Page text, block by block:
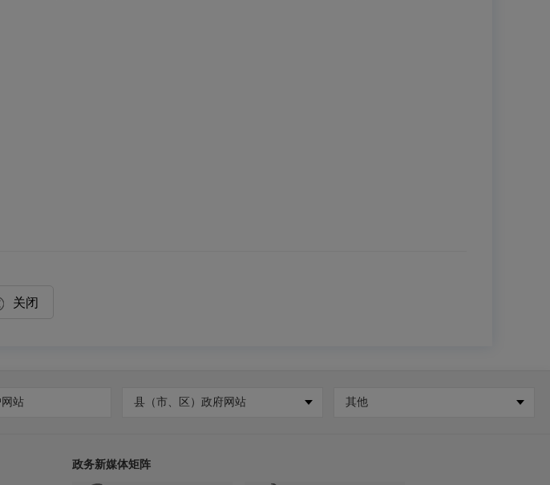
关闭
站 县（市、区）政府网站 其他
政务新媒体矩阵